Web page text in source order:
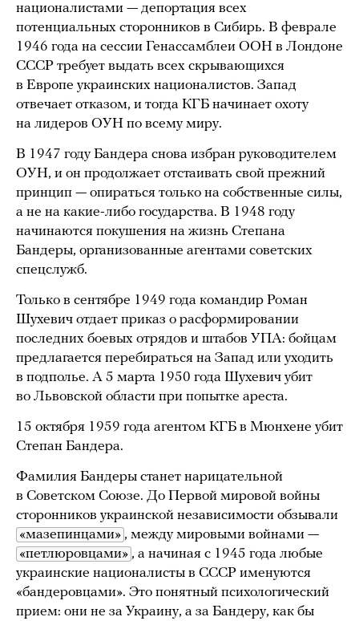
националистами — депортация всех
потенциальных сторонников в Сибирь. В феврале
1946 года на сессии Генассамблеи ООН в Лондоне
СССР требует выдать всех скрывающихся
в Европе украинских националистов. Запад
отвечает отказом, и тогда КГБ начинает охоту
на лидеров ОУН по всему миру.
В 1947 году Бандера снова избран руководителем
ОУН, и он продолжает отстаивать свой прежний
принцип — опираться только на собственные силы,
а не на какие-либо государства. В 1948 году
начинаются покушения на жизнь Степана
Бандеры, организованные агентами советских
спецслужб.
Только в сентябре 1949 года командир Роман
Шухевич отдает приказ о расформировании
последних боевых отрядов и штабов УПА: бойцам
предлагается перебираться на Запад или уходить
в подполье. А 5 марта 1950 года Шухевич убит
во Львовской области при попытке ареста.
15 октября 1959 года агентом КГБ в Мюнхене убит
Степан Бандера.
Фамилия Бандеры станет нарицательной
в Советском Союзе. До Первой мировой войны
сторонников украинской независимости обзывали
«мазепинцами» , между мировыми войнами —
«петлюровцами» , а начиная с 1945 года любые
украинские националисты в СССР именуются
«бандеровцами». Это понятный психологический
прием: они не за Украину, а за Бандеру, как бы